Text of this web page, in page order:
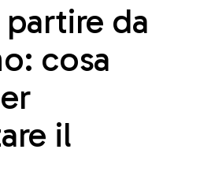
da
cosa
il